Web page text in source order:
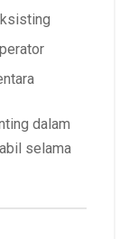
dalam
selama